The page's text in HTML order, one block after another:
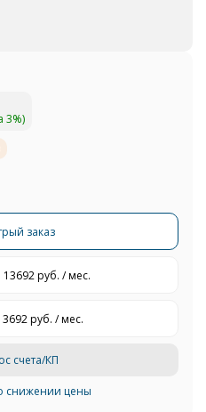
3%)
заказ
руб. / мес.
руб. / мес.
счета/КП
снижении цены